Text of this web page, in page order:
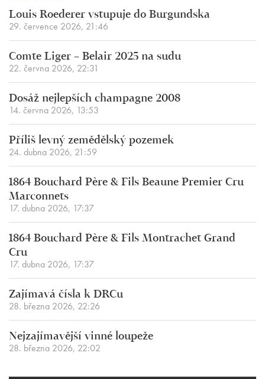
Louis Roederer vstupuje do Burgundska
29. července 2026, 21:46
Comte Liger – Belair 2025 na sudu
22. června 2026, 22:31
Dosáž nejlepších champagne 2008
14. června 2026, 13:53
Příliš levný zemědělský pozemek
24. dubna 2026, 21:59
1864 Bouchard Père & Fils Beaune Premier Cru
Marconnets
17. dubna 2026, 17:37
1864 Bouchard Père & Fils Montrachet Grand
Cru
17. dubna 2026, 17:37
Zajímavá čísla k DRCu
28. března 2026, 22:26
Nejzajímavější vinné loupeže
28. března 2026, 22:02